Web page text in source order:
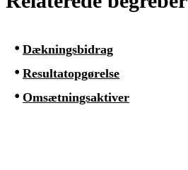
Dækningsbidrag
Resultatopgørelse
Omsætningsaktiver